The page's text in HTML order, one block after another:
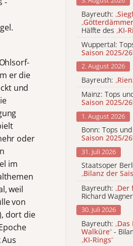
er die
und
oder
im
weil
von
dort die
Bayreuth: „
„
Hälfte des „KI-
Wuppertal:
Saison 2025/26
2. August 2026
Bayreuth: „
Mainz: Tops
Saison 2025/26
1. August 2026
Bonn: Tops
Saison 2025/26
31. Juli 2026
Staatsoper
„Bilanz der
Bayreuth: „Der
Richard Wagner
30. Juli 2026
Bayreuth: „Das
Walküre“ -
„KI-Rings“